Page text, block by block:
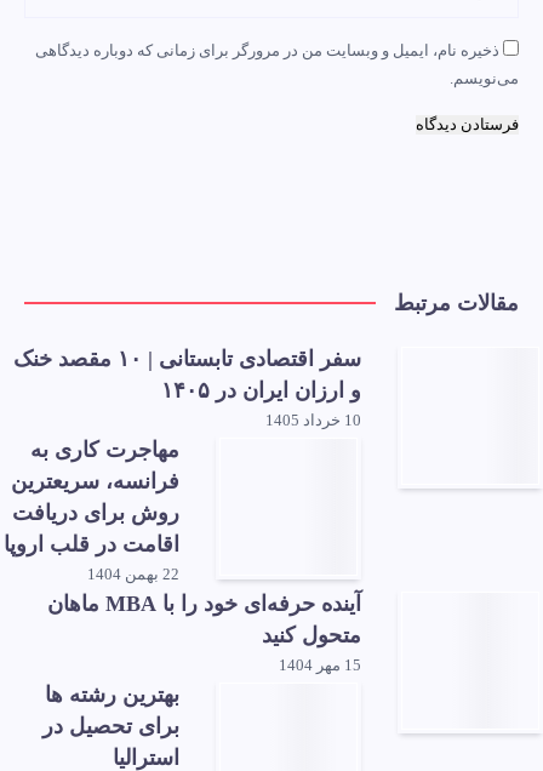
ذخیره نام، ایمیل و وبسایت من در مرورگر برای زمانی که دوباره دیدگاهی
می‌نویسم.
مقالات مرتبط
سفر اقتصادی تابستانی | ۱۰ مقصد خنک
و ارزان ایران در ۱۴۰۵
10 خرداد 1405
مهاجرت کاری به
فرانسه، سریعترین
روش برای دریافت
اقامت در قلب اروپا
22 بهمن 1404
آینده حرفه‌ای خود را با MBA ماهان
متحول کنید
15 مهر 1404
بهترین رشته ها
برای تحصیل در
استرالیا